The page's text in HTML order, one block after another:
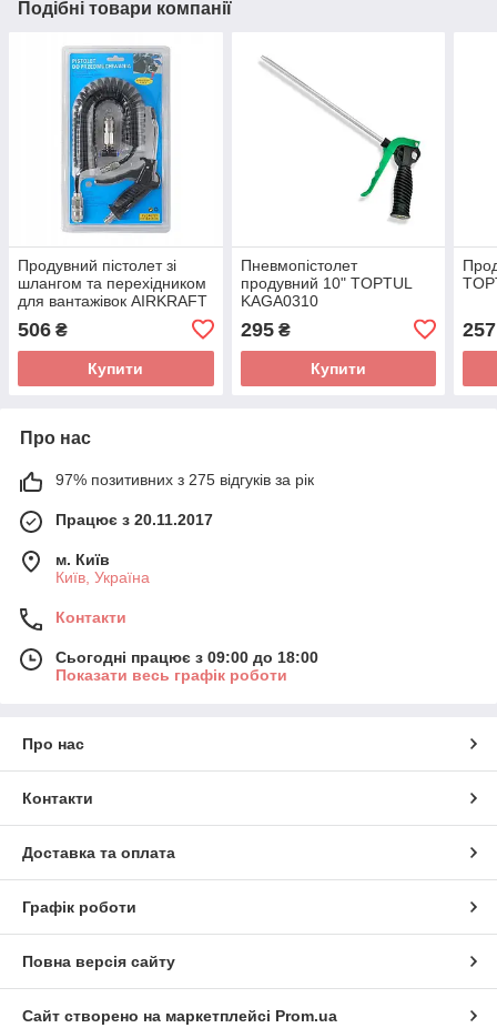
Подібні товари компанії
Продувний пістолет зі
шлангом та перехідником
для вантажівок AIRKRAFT
506 ₴
Купити
Пневмопістолет
продувний 10" TOPTUL
KAGA0310
295₴
Купити
257
Про нас
97% позитивних з 275 відгуків за рік
Працює з 20.11.2017
м. Київ
Київ, Україна
Контакти
Сьогодні працює з 09:00 до 18:00
Показати весь графік роботи
Про нас
Контакти
Доставка та оплата
Графік роботи
Повна версія сайту
Сайт створено на маркетплейсі Prom.ua